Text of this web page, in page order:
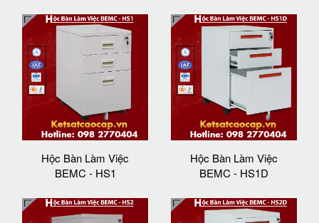
Hộc Bàn Làm Việc
BEMC - HS1
Hộc Bàn Làm Việc
BEMC - HS1D